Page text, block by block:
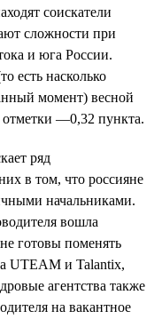
соискатели
сложности при
и юга России.
есть насколько
момент) весной
отметки —0,32 пункта.
ряд
в том, что россияне
начальниками.
вошла
готовы поменять
UTEAM и Talantix,
агентства также
на вакантное